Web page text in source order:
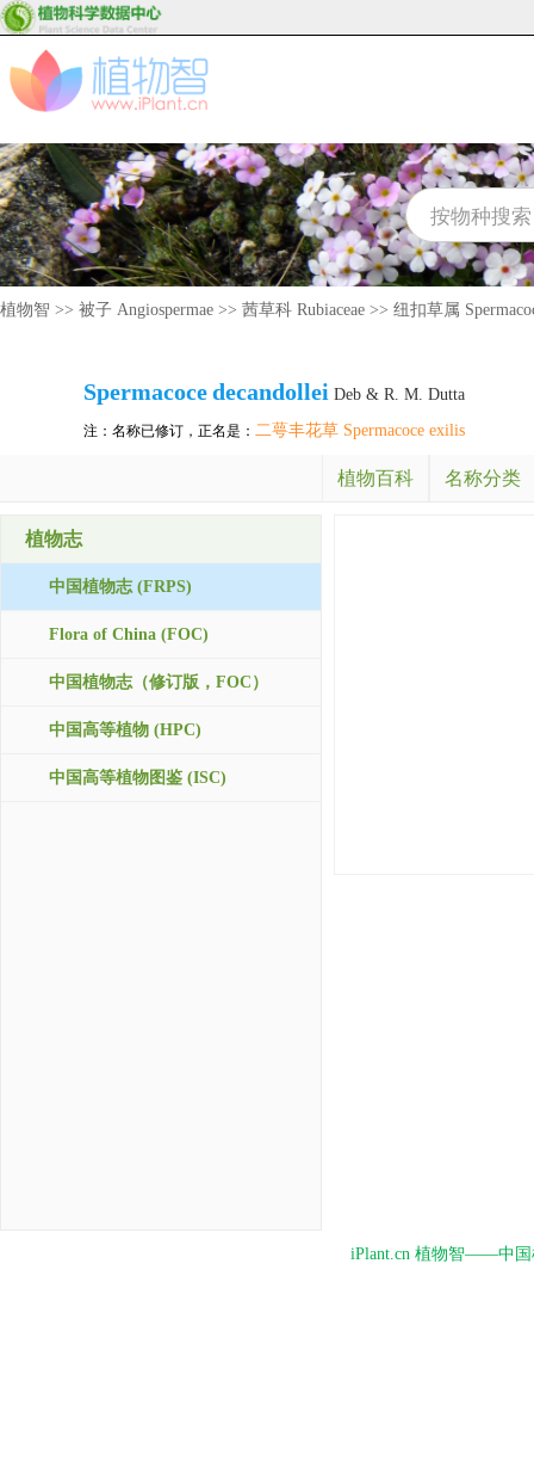
植物智 >> 被子 Angiospermae >> 茜草科 Rubiaceae >> 纽扣草属
Spermacocedecandollei Deb & R. M. Dutta
注：名称已修订，正名是： 二萼丰花草 Spermacoce exilis
植物百科 名称分类
植物志
中国植物志 (FRPS)
Flora of China (FOC)
中国植物志（修订版，FOC）
中国高等植物 (HPC)
中国高等植物图鉴 (ISC)
iPlant.cn 植物智——中国